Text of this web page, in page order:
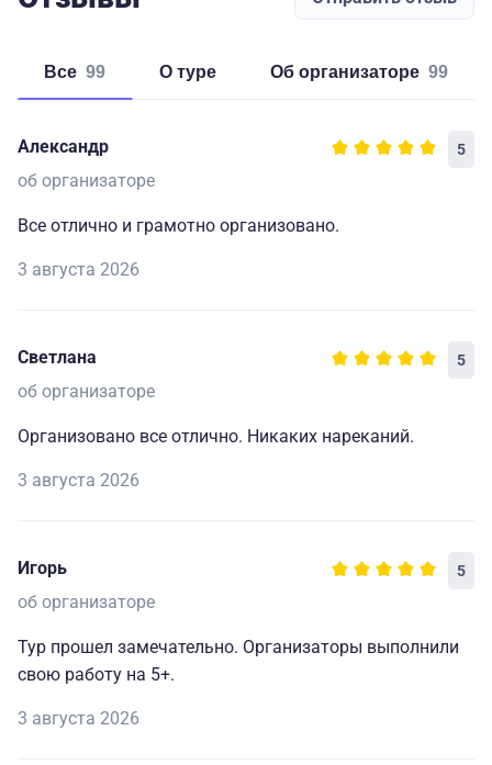
Все 99 о туре об организаторе 99
Александр 5
об организаторе
Все отлично и грамотно организовано.
3 августа 2026
Светлана 5
об организаторе
Организовано все отлично. Никаких нареканий.
3 августа 2026
Игорь 5
об организаторе
Тур прошел замечательно. Организаторы выполнили
свою работу на 5+.
3 августа 2026